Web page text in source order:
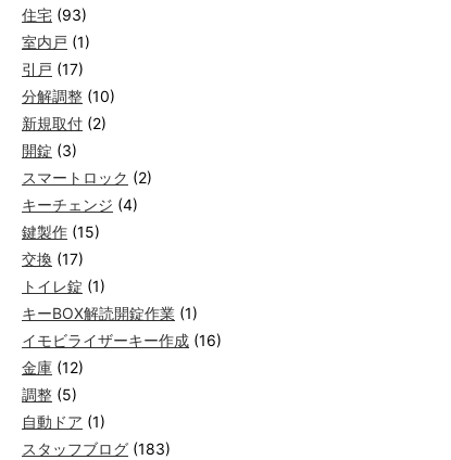
住宅 (93)
室内戸 (1)
引戸 (17)
分解調整 (10)
新規取付 (2)
開錠 (3)
スマートロック (2)
キーチェンジ (4)
鍵製作 (15)
交換 (17)
トイレ錠 (1)
キーBOX解読開錠作業 (1)
イモビライザーキー作成 (16)
金庫 (12)
調整 (5)
自動ドア (1)
スタッフブログ (183)